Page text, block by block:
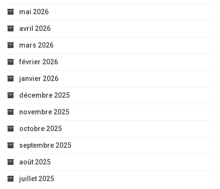
mai 2026
avril 2026
mars 2026
février 2026
janvier 2026
décembre 2025
novembre 2025
octobre 2025
septembre 2025
août 2025
juillet 2025